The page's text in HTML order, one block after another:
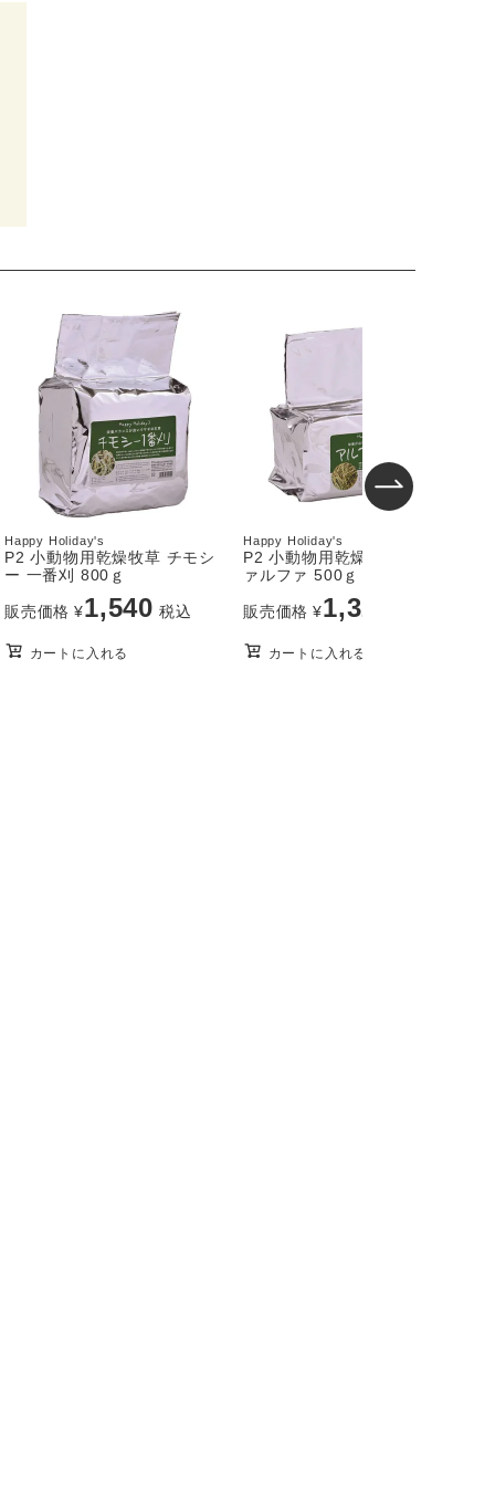
Happy Holiday's
P2 小動物用乾燥牧草 チモシ
ー 一番刈 800ｇ
販売価格 ¥1,540 税込
カートに入れる
Happy Holiday's
P2 小動物用乾燥牧草 アルフ
ァルファ 500ｇ
販売価格 ¥1,320
カートに入れる